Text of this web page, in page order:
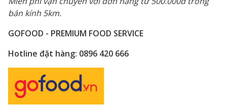
bán kính 5km.
GOFOOD - PREMIUM FOOD SERVICE
Hotline đặt hàng: 0896 420 666